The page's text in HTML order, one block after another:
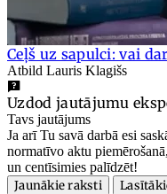
Ceļš uz sapulci: vai
Atbild Lauris Klagišs
Uzdod jautājumu
Tavs jautājums
Ja arī Tu savā darbā esi
normatīvo aktu
un centīsimies palīdzēt!
Jaunākie raksti